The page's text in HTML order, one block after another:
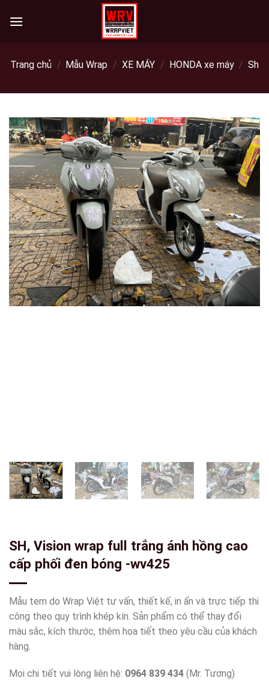
Trang chủ / Mẫu Wrap / XE MÁY / HONDA xe máy / Sh
SH, Vision wrap full trắng ánh hồng cao
cấp phối đen bóng -wv425
Mẫu tem do Wrap Việt tư vấn, thiết kế, in ấn và trực tiếp thi
công theo quy trình khép kín. Sản phẩm có thể thay đổi
màu sắc, kích thước, thêm họa tiết theo yêu cầu của khách
hàng.
Mọi chi tiết vui lòng liên hệ: 0964 839 434 (Mr. Tương)